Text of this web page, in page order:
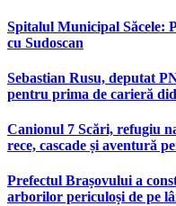
Spitalul Municipal Săcele:
cu Sudoscan
Sebastian Rusu, deputat
pentru prima de carieră
Canionul 7 Scări, refugiu
rece, cascade și aventură
Prefectul Brașovului a
arborilor periculoși de pe